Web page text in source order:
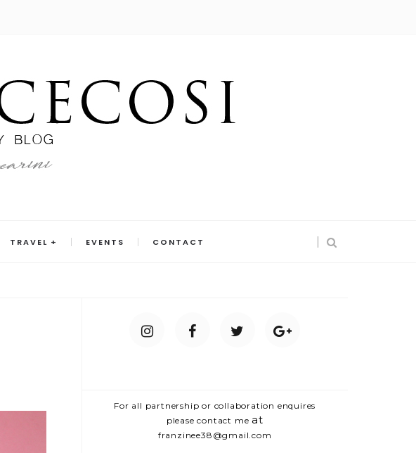
TRAVEL EVENTS CONTACT
For all partnership or collaboration enquires
please contact meat
franzinee38@gmail.com